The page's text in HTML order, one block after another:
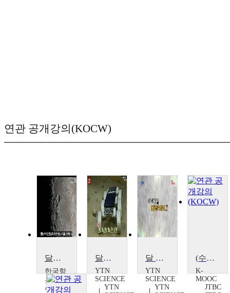
연관 공개강의(KOCW)
달탐사
한국항
공우주
연구원
달로 여행을 떠나는 로봇
YTN
SCIENCE
YTN
달 탐사의 모든 것 Ⅱ
YTN
SCIENCE
YTN
(수어) 히든 히어로즈 : 이제는 달을 향해! 우주 탐사
K-
MOOC
JTBC